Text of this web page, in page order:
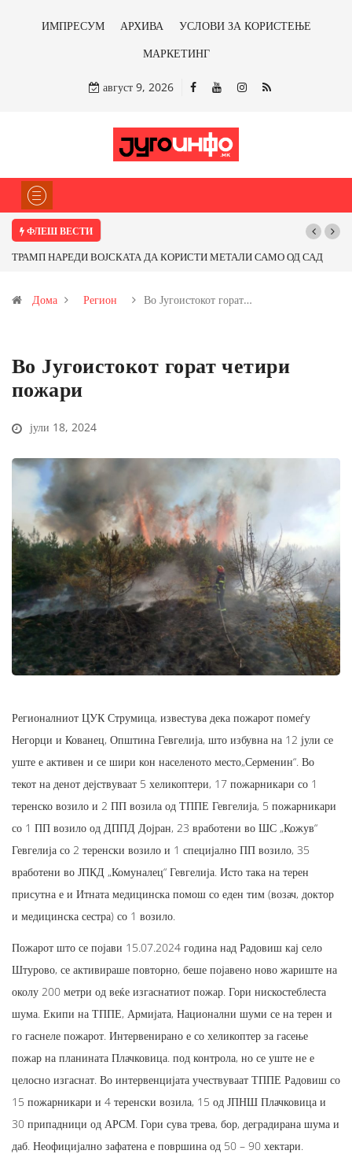
ИМПРЕСУМ АРХИВА
УСЛОВИ ЗА КОРИСТЕЊЕ
МАРКЕТИНГ
август 9, 2026
ФЛЕШ ВЕСТИ
САМО ОД САД
Почнува реконструкцијата на улицата „5-ти
Дома Регион Во Југоистокот горат…
Во Југоистокот горат четири
пожари
јули 18, 2024
Регионалниот ЦУК Струмица, известува дека пожарот помеѓу
Негорци и Кованец, Општина Гевгелија, што избувна на 12 јули се
уште е активен и се шири кон населеното место„Серменин“. Во
текот на денот дејствуваат 5 хеликоптери, 17 пожарникари со 1
теренско возило и 2 ПП возила од ТППЕ Гевгелија, 5 пожарникари
со 1 ПП возило од ДППД Дојран, 23 вработени во ШС „Кожув“
Гевгелија со 2 теренски возило и 1 специјално ПП возило, 35
вработени во ЈПКД „Комуналец“ Гевгелија. Исто така на терен
присутна е и Итната медицинска помош со еден тим (возач, доктор
и медицинска сестра) со 1 возило.
Пожарот што се појави 15.07.2024 година над Радовиш кај село
Штурово, се активираше повторно, беше појавено ново жариште на
околу 200 метри од веќе изгаснатиот пожар. Гори нискостеблеста
шума. Екипи на ТППЕ, Армијата, Национални шуми се на терен и
го гаснеле пожарот. Интервенирано е со хеликоптер за гасење
пожар на планината Плачковица. под контрола, но се уште не е
целосно изгаснат. Во интервенцијата учествуваат ТППЕ Радовиш со
15 пожарникари и 4 теренски возила, 15 од ЈПНШ Плачковица и
30 припадници од АРСМ. Гори сува трева, бор, деградирана шума и
даб. Неофицијално зафатена е површина од 50 – 90 хектари.